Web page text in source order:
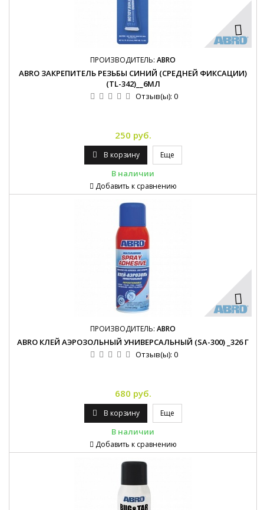
ПРОИЗВОДИТЕЛЬ: ABRO
ABRO ЗАКРЕПИТЕЛЬ РЕЗЬБЫ СИНИЙ (СРЕДНЕЙ ФИКСАЦИИ)
(TL-342)__6МЛ
Отзыв(ы): 0
250 руб.
В корзину Еще
В наличии
Добавить к сравнению
ПРОИЗВОДИТЕЛЬ: ABRO
ABRO КЛЕЙ АЭРОЗОЛЬНЫЙ УНИВЕРСАЛЬНЫЙ (SA-300) _326 Г
Отзыв(ы): 0
680 руб.
В корзину Еще
В наличии
Добавить к сравнению